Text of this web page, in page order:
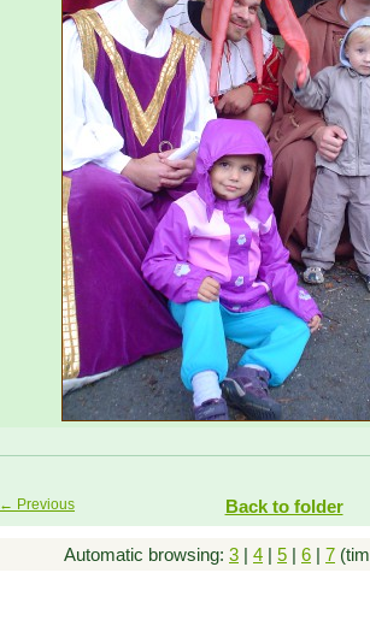
← Previous Back to folder
Automatic browsing: 3 | 4 | 5 | 6 | 7